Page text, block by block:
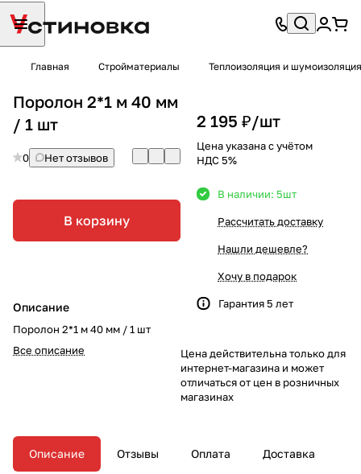
Главная Стройматериалы Теплоизоляция и шумоизоляция
Поролон 2*1 м 40 мм
/ 1 шт
0 Нет отзывов
В корзину
Описание
Поролон 2*1 м 40 мм / 1 шт
Все описание
2 195 ₽/шт
Цена указана с учётом
НДС 5%
В наличии: 5шт
Рассчитать доставку
Нашли дешевле?
Хочу в подарок
Гарантия 5 лет
Цена действительна только для
интернет-магазина и может
отличаться от цен в розничных
магазинах
Описание Отзывы Оплата Доставка